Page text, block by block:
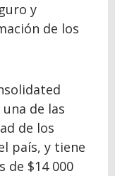
y
de los
una de las
de los
país, y tiene
de $14 000